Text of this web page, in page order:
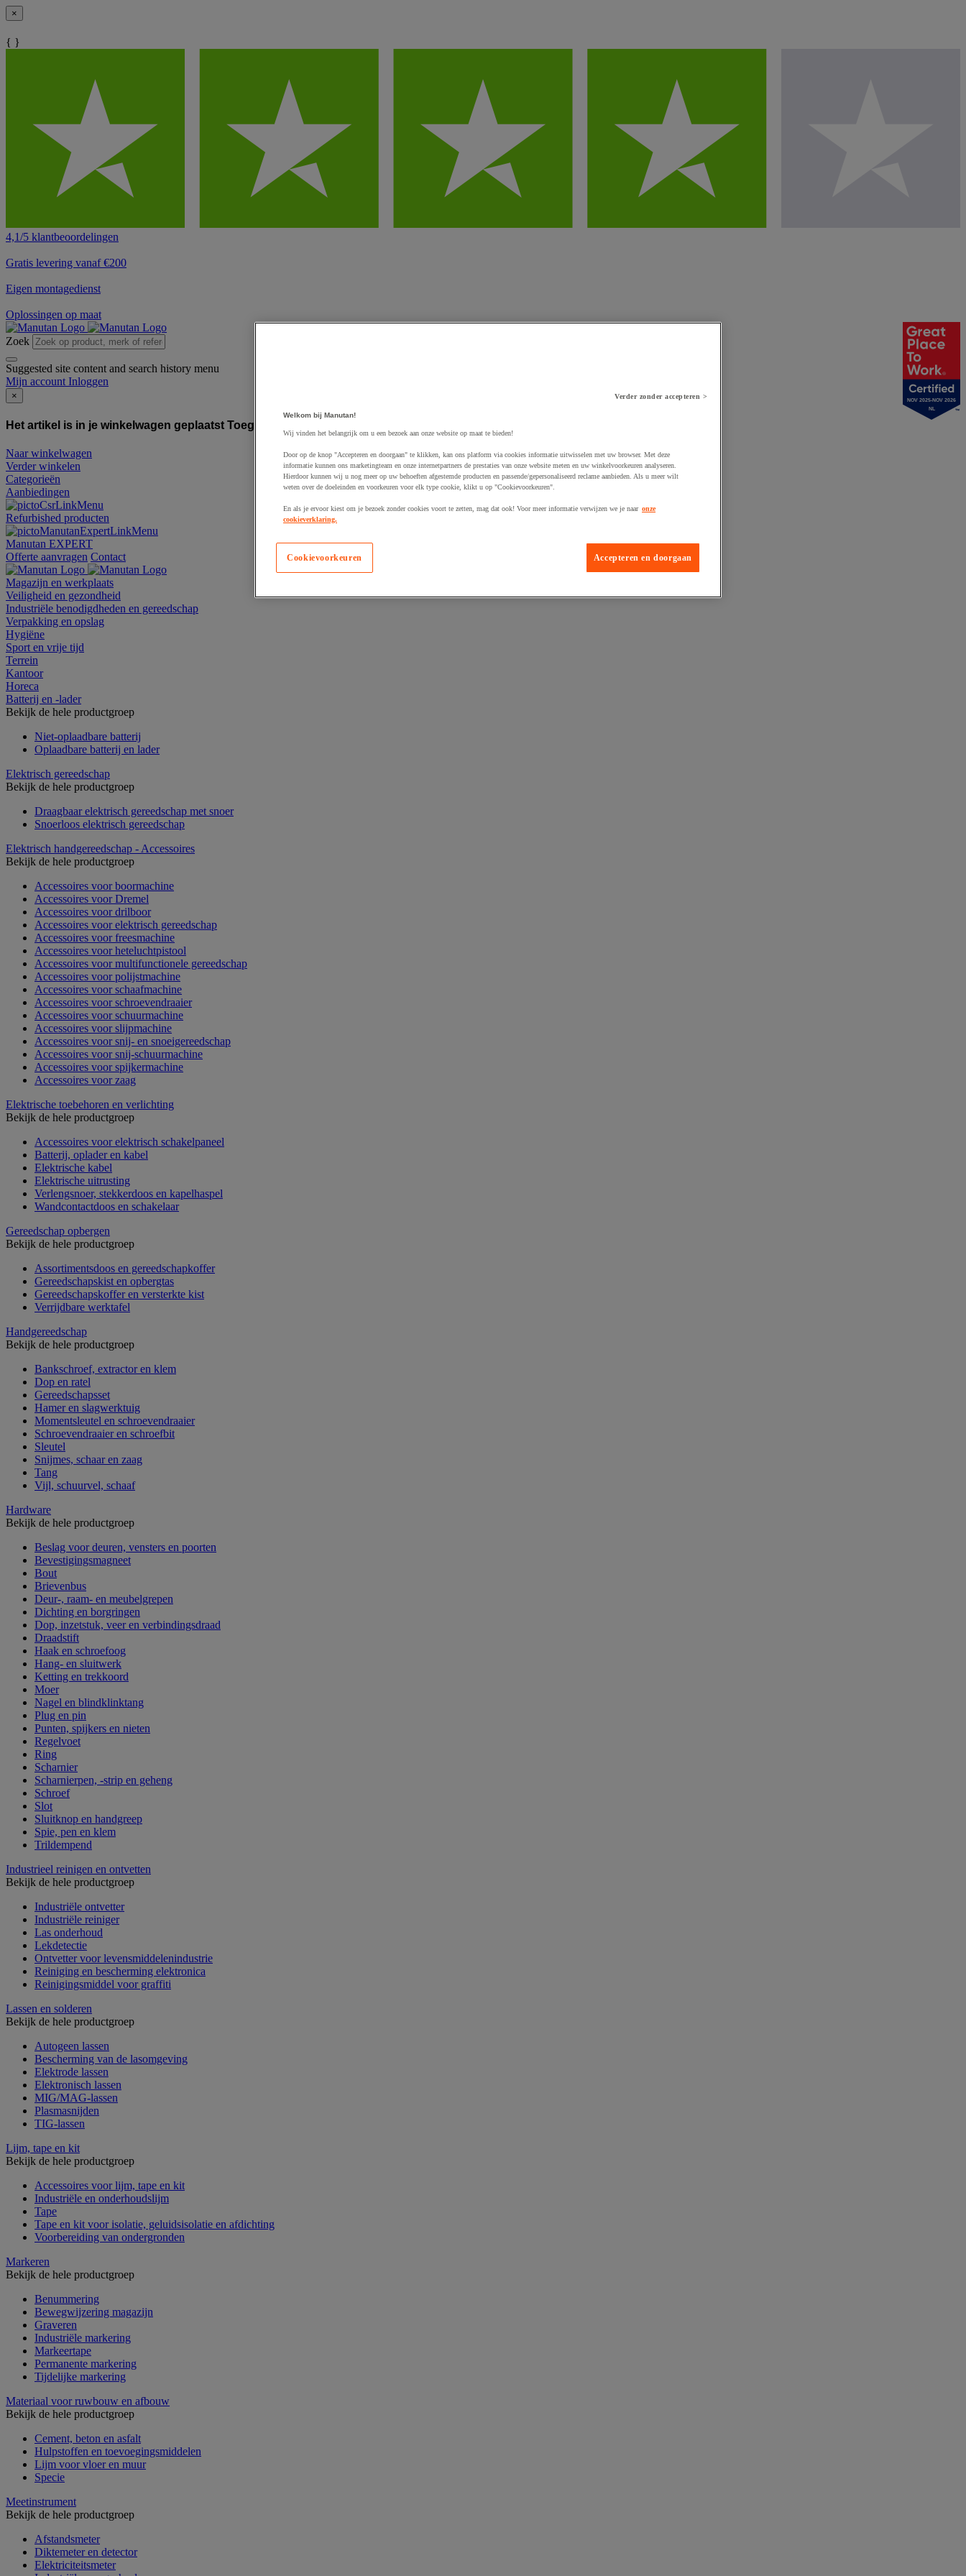
×
{ }
4,1/5 klantbeoordelingen
Gratis levering vanaf €200
Eigen montagedienst
Oplossingen op maat
Zoek
Suggested site content and search history menu
Mijn account Inloggen
×
Het artikel is in je winkelwagen geplaatst Toegevoegd aan winkelwagen
Naar winkelwagen
Verder winkelen
Categorieën
Aanbiedingen
Refurbished producten
Manutan EXPERT
Offerte aanvragen Contact
Magazijn en werkplaats
Veiligheid en gezondheid
Industriële benodigdheden en gereedschap
Verpakking en opslag
Hygiëne
Sport en vrije tijd
Terrein
Kantoor
Horeca
Batterij en -lader
Bekijk de hele productgroep
Niet-oplaadbare batterij
Oplaadbare batterij en lader
Elektrisch gereedschap
Bekijk de hele productgroep
Draagbaar elektrisch gereedschap met snoer
Snoerloos elektrisch gereedschap
Elektrisch handgereedschap - Accessoires
Bekijk de hele productgroep
Accessoires voor boormachine
Accessoires voor Dremel
Accessoires voor drilboor
Accessoires voor elektrisch gereedschap
Accessoires voor freesmachine
Accessoires voor heteluchtpistool
Accessoires voor multifunctionele gereedschap
Accessoires voor polijstmachine
Accessoires voor schaafmachine
Accessoires voor schroevendraaier
Accessoires voor schuurmachine
Accessoires voor slijpmachine
Accessoires voor snij- en snoeigereedschap
Accessoires voor snij-schuurmachine
Accessoires voor spijkermachine
Accessoires voor zaag
Elektrische toebehoren en verlichting
Bekijk de hele productgroep
Accessoires voor elektrisch schakelpaneel
Batterij, oplader en kabel
Elektrische kabel
Elektrische uitrusting
Verlengsnoer, stekkerdoos en kapelhaspel
Wandcontactdoos en schakelaar
Gereedschap opbergen
Bekijk de hele productgroep
Assortimentsdoos en gereedschapkoffer
Gereedschapskist en opbergtas
Gereedschapskoffer en versterkte kist
Verrijdbare werktafel
Handgereedschap
Bekijk de hele productgroep
Bankschroef, extractor en klem
Dop en ratel
Gereedschapsset
Hamer en slagwerktuig
Momentsleutel en schroevendraaier
Schroevendraaier en schroefbit
Sleutel
Snijmes, schaar en zaag
Tang
Vijl, schuurvel, schaaf
Hardware
Bekijk de hele productgroep
Beslag voor deuren, vensters en poorten
Bevestigingsmagneet
Bout
Brievenbus
Deur-, raam- en meubelgrepen
Dichting en borgringen
Dop, inzetstuk, veer en verbindingsdraad
Draadstift
Haak en schroefoog
Hang- en sluitwerk
Ketting en trekkoord
Moer
Nagel en blindklinktang
Plug en pin
Punten, spijkers en nieten
Regelvoet
Ring
Scharnier
Scharnierpen, -strip en geheng
Schroef
Slot
Sluitknop en handgreep
Spie, pen en klem
Trildempend
Industrieel reinigen en ontvetten
Bekijk de hele productgroep
Industriële ontvetter
Industriële reiniger
Las onderhoud
Lekdetectie
Ontvetter voor levensmiddelenindustrie
Reiniging en bescherming elektronica
Reinigingsmiddel voor graffiti
Lassen en solderen
Bekijk de hele productgroep
Autogeen lassen
Bescherming van de lasomgeving
Elektrode lassen
Elektronisch lassen
MIG/MAG-lassen
Plasmasnijden
TIG-lassen
Lijm, tape en kit
Bekijk de hele productgroep
Accessoires voor lijm, tape en kit
Industriële en onderhoudslijm
Tape
Tape en kit voor isolatie, geluidsisolatie en afdichting
Voorbereiding van ondergronden
Markeren
Bekijk de hele productgroep
Benummering
Bewegwijzering magazijn
Graveren
Industriële markering
Markeertape
Permanente markering
Tijdelijke markering
Materiaal voor ruwbouw en afbouw
Bekijk de hele productgroep
Cement, beton en asfalt
Hulpstoffen en toevoegingsmiddelen
Lijm voor vloer en muur
Specie
Meetinstrument
Bekijk de hele productgroep
Afstandsmeter
Diktemeter en detector
Elektriciteitsmeter
NOV 2025-NOV 2026
NL
Verder zonder accepteren >
Welkom bij Manutan!
Wij vinden het belangrijk om u een bezoek aan onze website op maat te bieden!
Door op de knop "Accepteren en doorgaan" te klikken, kan ons platform via cookies informatie uitwisselen met uw browser. Met deze
informatie kunnen ons marketingteam en onze internetpartners de prestaties van onze website meten en uw winkelvoorkeuren analyseren.
Hierdoor kunnen wij u nog meer op uw behoeften afgestemde producten en passende/gepersonaliseerd reclame aanbieden. Als u meer wilt
weten over de doeleinden en voorkeuren voor elk type cookie, klikt u op "Cookievoorkeuren".
En als je ervoor kiest om je bezoek zonder cookies voort te zetten, mag dat ook! Voor meer informatie verwijzen we je naar onze
cookieverklaring.
Accepteren en doorgaan
Cookievoorkeuren